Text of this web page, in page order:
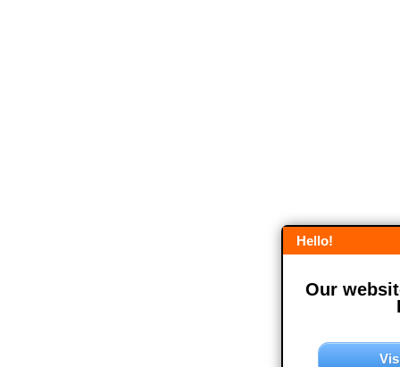
Hello!
Our